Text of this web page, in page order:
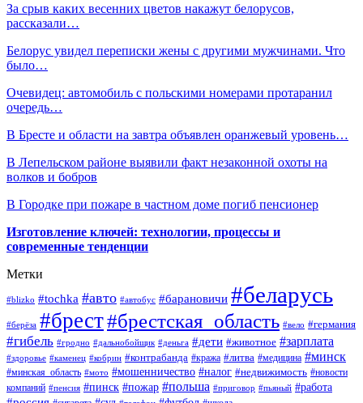
За срыв каких весенних цветов накажут белорусов,
рассказали…
Белорус увидел переписки жены с другими мужчинами. Что
было…
Очевидец: автомобиль с польскими номерами протаранил
очередь…
В Бресте и области на завтра объявлен оранжевый уровень…
В Лепельском районе выявили факт незаконной охоты на
волков и бобров
В Городке при пожаре в частном доме погиб пенсионер
Изготовление ключей: технологии, процессы и
современные тенденции
Метки
#blizko #tochka #авто #автобус #барановичи #беларусь
#берёза #брест#брестская_область #вело #германия
#гибель #гродно #дальнобойщик #деньга #дети #животное #зарплата
#здоровье #каменец #кобрин #контрабанда #кража #литва #медицина #минск
#минская_область #мото #мошенничество #налог #недвижимость #новости
компаний #пенсия #пинск #пожар #польша #приговор #пьяный #работа